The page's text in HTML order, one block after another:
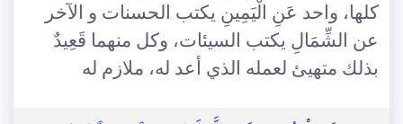
كلها، واحد عَنِ الْيَمِينِ يكتب الحسنات و الآخر
عن الشِّمَالِ يكتب السيئات، وكل منهما قَعِيدٌ
بذلك متهيئ لعمله الذي أعد له، ملازم له